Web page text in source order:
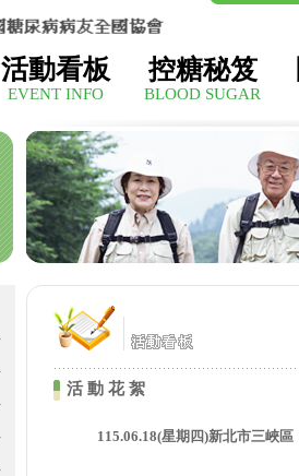
活動看板
EVENT INFO
控糖秘笈
BLOOD SUGAR
活 動 花 絮
115.06.18(星期四)新北市三峽